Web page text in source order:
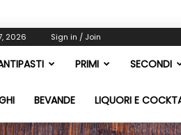
2026 Sign in / Join
PRIMI SECONDI
BEVANDE LIQUORI E